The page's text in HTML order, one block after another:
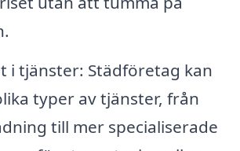
i tjänster: Städföretag kan
typer av tjänster, från
till mer specialiserade